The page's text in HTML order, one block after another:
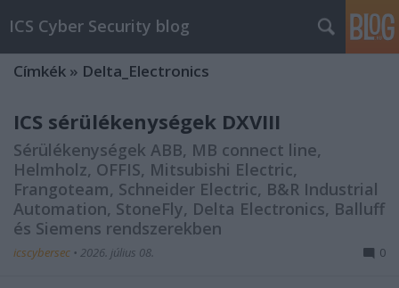
ICS Cyber Security blog
Címkék » Delta_Electronics
ICS sérülékenységek DXVIII
Sérülékenységek ABB, MB connect line,
Helmholz, OFFIS, Mitsubishi Electric,
Frangoteam, Schneider Electric, B&R Industrial
Automation, StoneFly, Delta Electronics, Balluff
és Siemens rendszerekben
icscybersec • 2026. július 08. 0